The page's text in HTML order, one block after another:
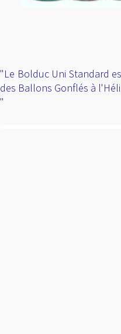
"Le Bolduc Uni Standard
des Ballons Gonflés à
"